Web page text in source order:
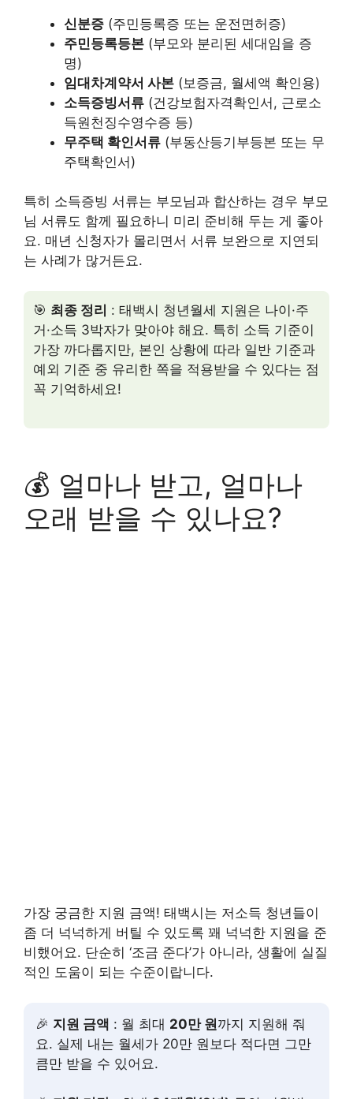
신분증 (주민등록증 또는 운전면허증)
주민등록등본 (부모와 분리된 세대임을 증
명)
임대차계약서 사본 (보증금, 월세액 확인용)
소득증빙서류 (건강보험자격확인서, 근로소
득원천징수영수증 등)
무주택 확인서류 (부동산등기부등본 또는 무
주택확인서)
특히 소득증빙 서류는 부모님과 합산하는 경우 부모
님 서류도 함께 필요하니 미리 준비해 두는 게 좋아
요. 매년 신청자가 몰리면서 서류 보완으로 지연되
는 사례가 많거든요.
🎯 최종 정리 : 태백시 청년월세 지원은 나이·주
거·소득 3박자가 맞아야 해요. 특히 소득 기준이
가장 까다롭지만, 본인 상황에 따라 일반 기준과
예외 기준 중 유리한 쪽을 적용받을 수 있다는 점
꼭 기억하세요!
💰 얼마나 받고, 얼마나
오래 받을 수 있나요?
가장 궁금한 지원 금액! 태백시는 저소득 청년들이
좀 더 넉넉하게 버틸 수 있도록 꽤 넉넉한 지원을 준
비했어요. 단순히 ‘조금 준다’가 아니라, 생활에 실질
적인 도움이 되는 수준이랍니다.
🎉 지원 금액 : 월 최대 20만 원까지 지원해 줘
요. 실제 내는 월세가 20만 원보다 적다면 그만
큼만 받을 수 있어요.